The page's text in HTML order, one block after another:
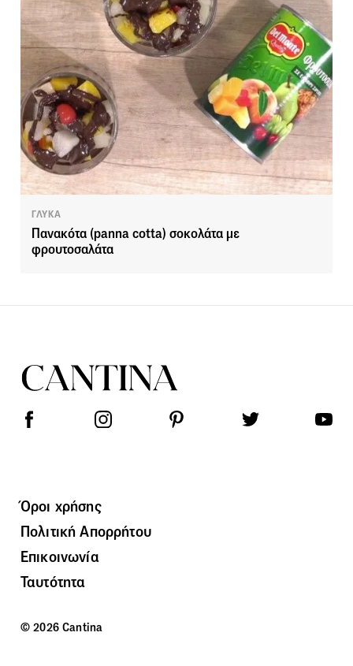
ΓΛΥΚΑ
Πανακότα (panna cotta) σοκολάτα με
φρουτοσαλάτα
Όροι χρήσης
Πολιτική Απορρήτου
Επικοινωνία
Ταυτότητα
© 2026 Cantina